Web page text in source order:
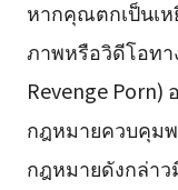
หากคุณตกเป็นเ
ภาพหรือวิดีโอทา
Revenge Porn)
กฎหมายควบคุม
กฎหมายดังกล่า